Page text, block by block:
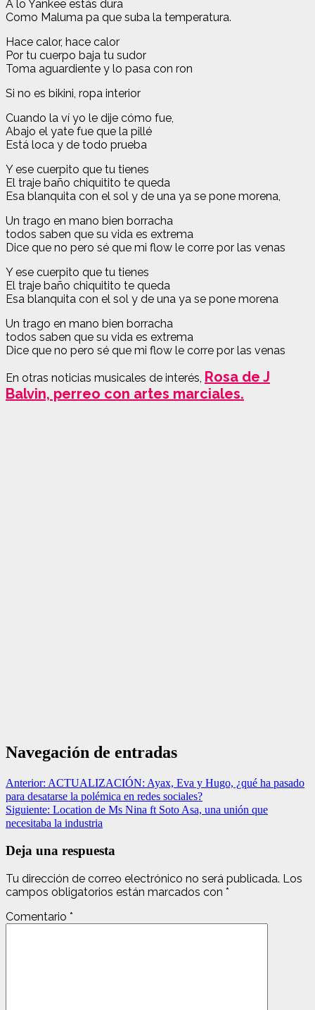
A lo Yankee estás dura
Como Maluma pa que suba la temperatura.
Hace calor, hace calor
Por tu cuerpo baja tu sudor
Toma aguardiente y lo pasa con ron
Si no es bikini, ropa interior
Cuando la ví yo le dije cómo fue,
Abajo el yate fue que la pillé
Está loca y de todo prueba
Y ese cuerpito que tu tienes
El traje baño chiquitito te queda
Esa blanquita con el sol y de una ya se pone morena,
Un trago en mano bien borracha
todos saben que su vida es extrema
Dice que no pero sé que mi flow le corre por las venas
Y ese cuerpito que tu tienes
El traje baño chiquitito te queda
Esa blanquita con el sol y de una ya se pone morena
Un trago en mano bien borracha
todos saben que su vida es extrema
Dice que no pero sé que mi flow le corre por las venas
En otras noticias musicales de interés, Rosa de J
Balvin, perreo con artes marciales.
Navegación de entradas
Anterior: ACTUALIZACIÓN: Ayax, Eva y Hugo, ¿qué ha pasado
para desatarse la polémica en redes sociales?
Siguiente: Location de Ms Nina ft Soto Asa, una unión que
necesitaba la industria
Deja una respuesta
Tu dirección de correo electrónico no será publicada. Los
campos obligatorios están marcados con *
Comentario *